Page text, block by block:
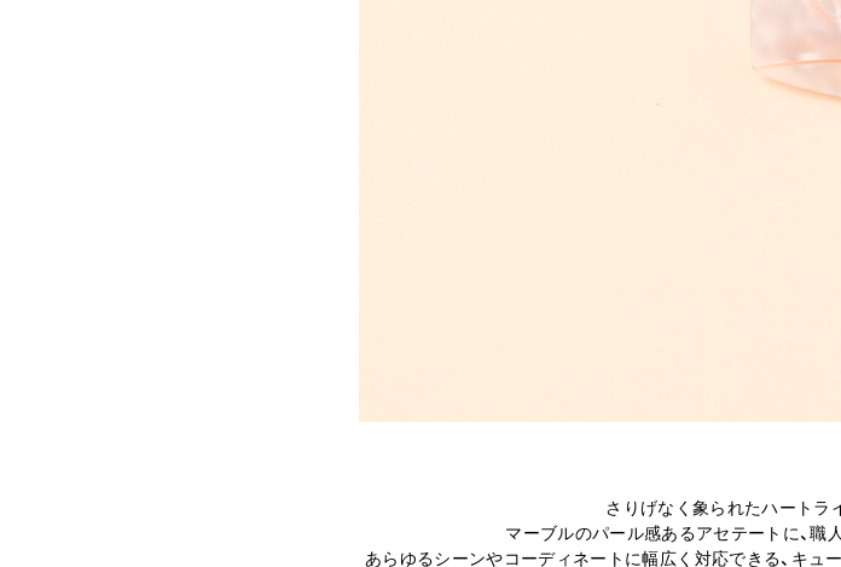
さりげなく象られたハートラ
マーブルのパール感あるアセテートに、職
あらゆるシーンやコーディネートに幅広く対応できる、キ